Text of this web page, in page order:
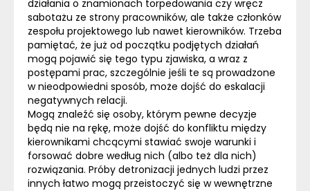
działania o znamionach torpedowania czy wręcz
sabotażu ze strony pracowników, ale także członków
zespołu projektowego lub nawet kierowników. Trzeba
pamiętać, że już od początku podjętych działań
mogą pojawić się tego typu zjawiska, a wraz z
postępami prac, szczególnie jeśli te są prowadzone
w nieodpowiedni sposób, może dojść do eskalacji
negatywnych relacji.
Mogą znaleźć się osoby, którym pewne decyzje
będą nie na rękę, może dojść do konfliktu między
kierownikami chcącymi stawiać swoje warunki i
forsować dobre według nich (albo też dla nich)
rozwiązania. Próby detronizacji jednych ludzi przez
innych łatwo mogą przeistoczyć się w wewnętrzne